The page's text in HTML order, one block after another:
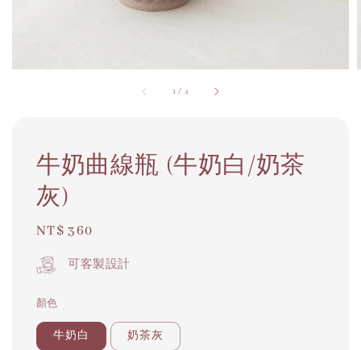
1 / 4
牛奶曲線瓶 (牛奶白/奶茶
灰)
Regular
price
NT$ 360
可客製設計
顏色
牛奶白 奶茶灰